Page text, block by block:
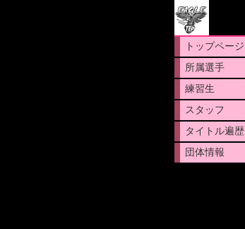
トップページ
所属選手
練習生
スタッフ
タイトル遍歴
団体情報